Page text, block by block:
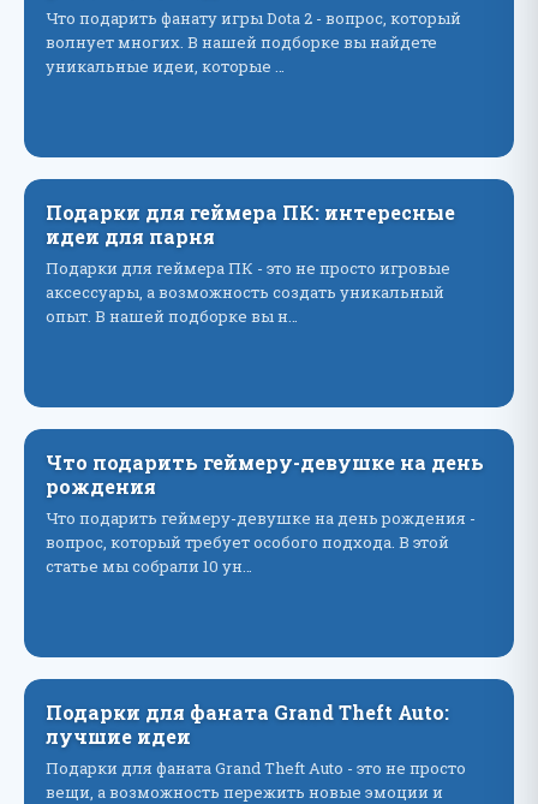
Что подарить фанату игры Dota 2 - вопрос, который
волнует многих. В нашей подборке вы найдете
уникальные идеи, которые …
Подарки для геймера ПК: интересные
идеи для парня
Подарки для геймера ПК - это не просто игровые
аксессуары, а возможность создать уникальный
опыт. В нашей подборке вы н…
Что подарить геймеру-девушке на день
рождения
Что подарить геймеру-девушке на день рождения -
вопрос, который требует особого подхода. В этой
статье мы собрали 10 ун…
Подарки для фаната Grand Theft Auto:
лучшие идеи
Подарки для фаната Grand Theft Auto - это не просто
вещи, а возможность пережить новые эмоции и